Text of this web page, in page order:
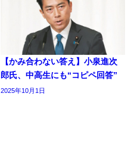
【かみ合わない答え】小泉進次
郎氏、中高生にも“コピペ回答”
2025年10月1日